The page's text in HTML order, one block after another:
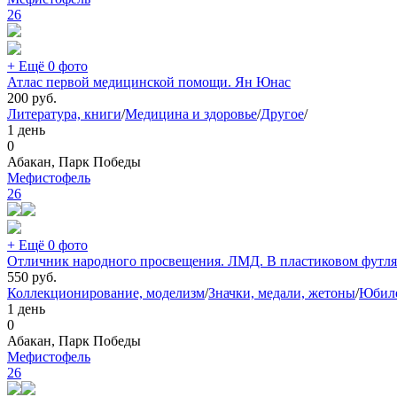
26
+ Ещё 0 фото
Атлас первой медицинской помощи. Ян Юнас
200 руб.
Литература, книги/Медицина и здоровье/Другое/
1 день
0
Абакан, Парк Победы
Мефистофель
26
+ Ещё 0 фото
Отличник народного просвещения. ЛМД. В пластиковом
550 руб.
Коллекционирование, моделизм/Значки, медали, жетоны/
1 день
0
Абакан, Парк Победы
Мефистофель
26